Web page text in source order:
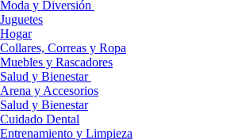
Moda y Diversión
Juguetes
Hogar
Collares, Correas y Ropa
Muebles y Rascadores
Salud y Bienestar
Arena y Accesorios
Salud y Bienestar
Cuidado Dental
Entrenamiento y Limpieza